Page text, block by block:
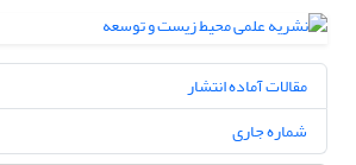
مقالات آماده انتشار
شماره جاری